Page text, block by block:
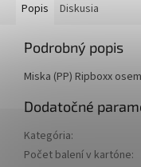
Popis Diskusia
Podrobný popis
Miska (PP) Ripboxx
Dodatočné
Kategória:
Počet balení v kartóne: